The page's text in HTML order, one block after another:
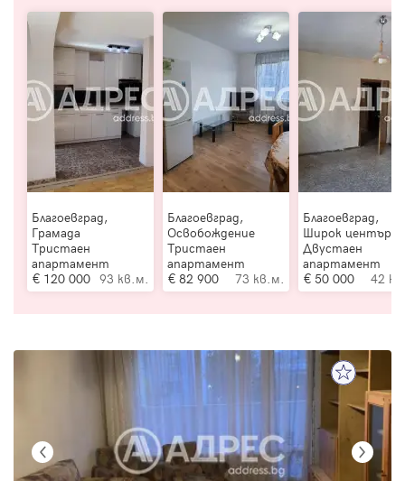
Благоевград,
Грамада
Тристаен
апартамент
120 000 93 кв.м.
Благоевград,
Освобождение
Тристаен
апартамент
82 900
73 кв.м.
Благоевград,
Широк център
Двустаен
апартамент
50 000
42